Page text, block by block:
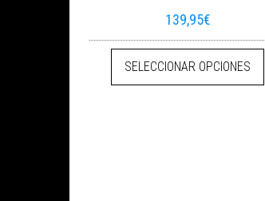
139,95€
SELECCIONAR OPCIONES